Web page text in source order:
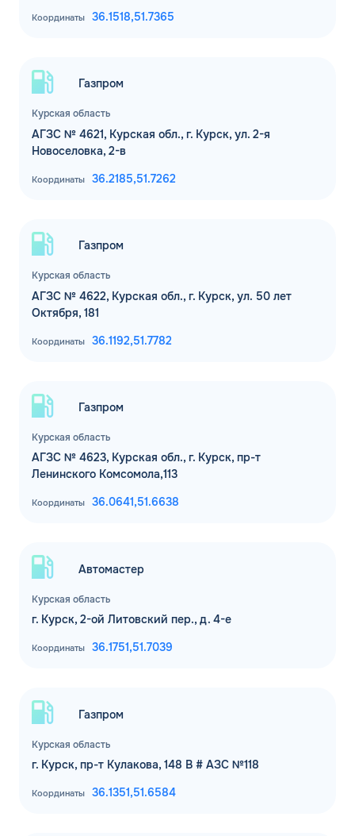
Координаты 36.1518,51.7365
Курская область
Газпром
АГЗС № 4621, Курская обл., г. Курск, ул. 2-я
Новоселовка, 2-в
Координаты 36.2185,51.7262
Курская область
Газпром
АГЗС № 4622, Курская обл., г. Курск, ул. 50 лет
Октября, 181
Координаты 36.1192,51.7782
Курская область
Газпром
АГЗС № 4623, Курская обл., г. Курск, пр-т
Ленинского Комсомола,113
Координаты 36.0641,51.6638
Курская область
Автомастер
г. Курск, 2-ой Литовский пер., д. 4-е
Координаты 36.1751,51.7039
Курская область
Газпром
г. Курск, пр-т Кулакова, 148 В # АЗС №118
Координаты 36.1351,51.6584